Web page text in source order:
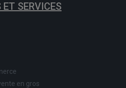
SERVICES
en gros